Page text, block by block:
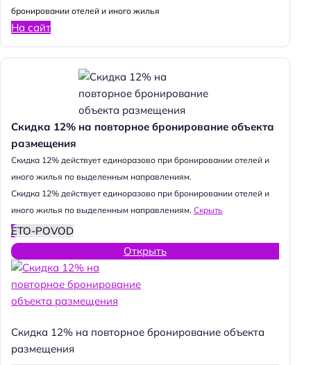
бронировании отелей и иного жилья
На сайт
Скидка 12% на повторное бронирование объекта
размещения
Cкидка 12% действует единоразово при бронировании отелей и
иного жилья по выделенным направлениям.
Cкидка 12% действует единоразово при бронировании отелей и
иного жилья по выделенным направлениям. Скрыть
ETO-POVOD
Открыть
Скидка 12% на повторное бронирование объекта
размещения